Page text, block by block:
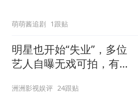
萌萌酱追剧 1跟贴
明星也开始“失业”，多位
艺人自曝无戏可拍，有人
洲洲影视娱评 24跟贴